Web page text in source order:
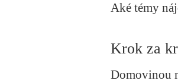
Aké témy
Krok za
Domovinou